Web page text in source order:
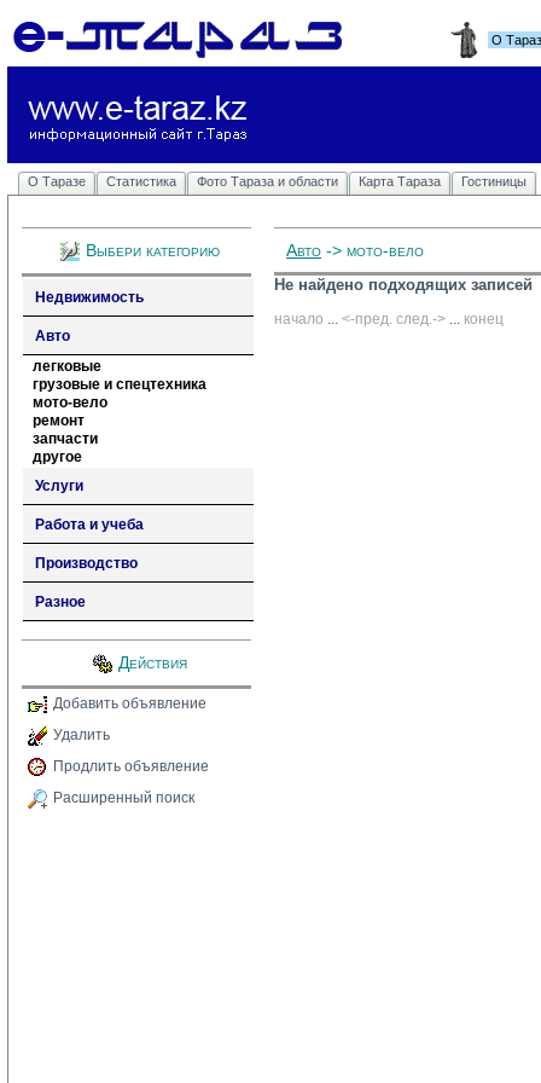
О
О Таразе Статистика Фото Тараза и области Карта Тараза Гостиницы
Выбери категорию
Недвижимость
Авто
легковые
грузовые и спецтехника
мото-вело
ремонт
запчасти
другое
Услуги
Работа и учеба
Производство
Разное
Действия
Добавить объявление
Удалить
Продлить объявление
Расширенный поиск
Авто -> мото-вело
Не найдено подходящих записей
начало ... <-пред. след.-> ... конец